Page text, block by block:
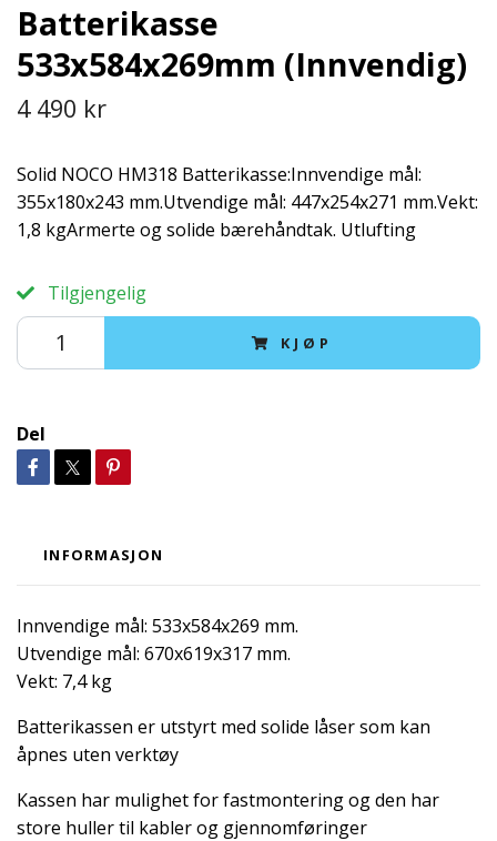
Batterikasse
533x584x269mm (Innvendig)
4 490 kr
Solid NOCO HM318 Batterikasse:Innvendige mål:
355x180x243 mm.Utvendige mål: 447x254x271 mm.Vekt:
1,8 kgArmerte og solide bærehåndtak. Utlufting
Tilgjengelig
KJØP
Del
INFORMASJON
Innvendige mål: 533x584x269 mm.
Utvendige mål: 670x619x317 mm.
Vekt: 7,4 kg
Batterikassen er utstyrt med solide låser som kan
åpnes uten verktøy
Kassen har mulighet for fastmontering og den har
store huller til kabler og gjennomføringer